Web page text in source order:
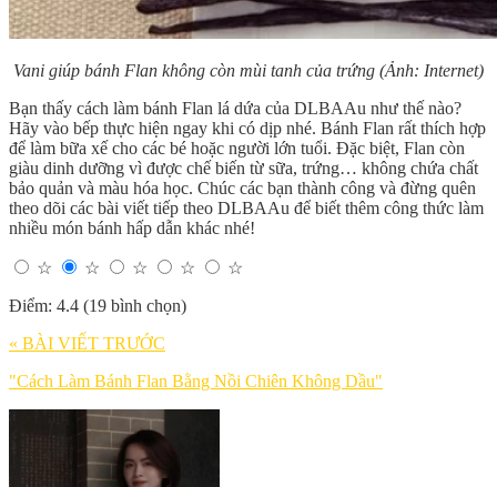
Vani giúp bánh Flan không còn mùi tanh của trứng (Ảnh: Internet)
Bạn thấy cách làm bánh Flan lá dứa của DLBAAu như thế nào?
Hãy vào bếp thực hiện ngay khi có dịp nhé. Bánh Flan rất thích hợp
để làm bữa xế cho các bé hoặc người lớn tuổi. Đặc biệt, Flan còn
giàu dinh dưỡng vì được chế biến từ sữa, trứng… không chứa chất
bảo quản và màu hóa học. Chúc các bạn thành công và đừng quên
theo dõi các bài viết tiếp theo DLBAAu để biết thêm công thức làm
nhiều món bánh hấp dẫn khác nhé!
☆ ☆ ☆ ☆
☆
Điểm: 4.4 (19 bình chọn)
« BÀI VIẾT TRƯỚC
"Cách Làm Bánh Flan Bằng Nồi Chiên Không Dầu"